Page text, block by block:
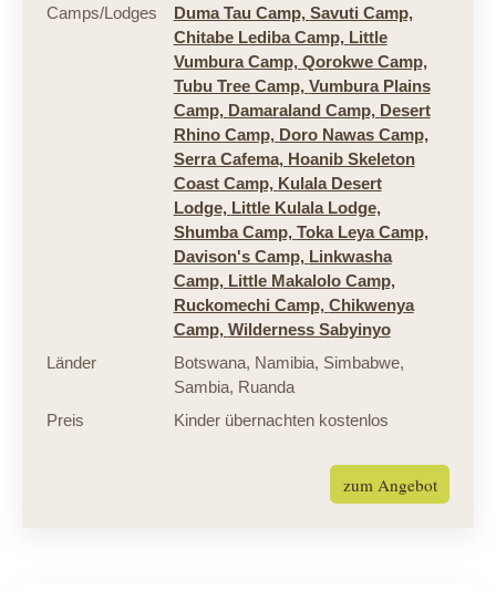
Camps/Lodges Duma Tau Camp, Savuti Camp,
Chitabe Lediba Camp, Little
Vumbura Camp, Qorokwe Camp,
Tubu Tree Camp, Vumbura Plains
Camp, Damaraland Camp, Desert
Rhino Camp, Doro Nawas Camp,
Serra Cafema, Hoanib Skeleton
Coast Camp, Kulala Desert
Lodge, Little Kulala Lodge,
Shumba Camp, Toka Leya Camp,
Davison's Camp, Linkwasha
Camp, Little Makalolo Camp,
Ruckomechi Camp, Chikwenya
Camp, Wilderness Sabyinyo
Länder
Botswana, Namibia, Simbabwe,
Sambia, Ruanda
Preis
Kinder übernachten kostenlos
zum Angebot